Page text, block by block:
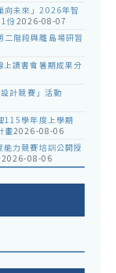
向未來」2026年智
份2026-08-07
二階段與離島場研習
讀書會暑期成果分
計競賽」活動
115學年度上學期
畫2026-08-06
力競賽培訓公開授
2026-08-06